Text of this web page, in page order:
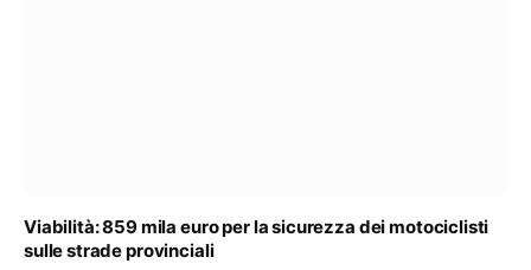
Viabilità: 859 mila euro per la sicurezza dei motociclisti
sulle strade provinciali